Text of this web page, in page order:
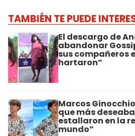
TAMBIÉN TE PUEDE
El descargo de
abandonar
sus compañeros
hartaron”
Marcos
que más
estallaron en la
mundo”